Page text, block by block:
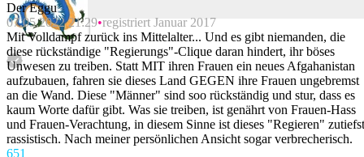
Beitrag melden
Der Eggu
07.05.2022 21:29 registriert Januar 2017
Mit Volldampf zurück ins Mittelalter... Und es gibt niemanden, die
diese rückständige "Regierungs"-Clique daran hindert, ihr böses
Unwesen zu treiben. Statt MIT ihren Frauen ein neues Afgahanistan
aufzubauen, fahren sie dieses Land GEGEN ihre Frauen ungebremst
an die Wand. Diese "Männer" sind soo rückständig und stur, dass es
kaum Worte dafür gibt. Was sie treiben, ist genährt von Frauen-Hass
und Frauen-Verachtung, in diesem Sinne ist dieses "Regieren" zutiefst
rassistisch. Nach meiner persönlichen Ansicht sogar verbrecherisch.
651